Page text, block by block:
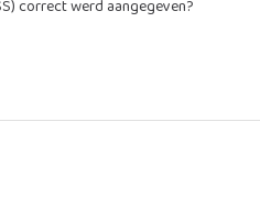
correct werd aangegeven?